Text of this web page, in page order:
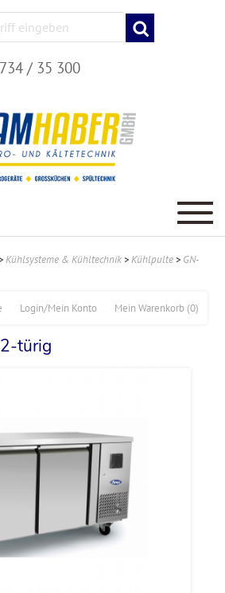
/ 35 300
>Kühlsysteme & Kühltechnik >Kühlpulte > GN-
Mein Warenkorb (0)
Login/Mein Konto
türig